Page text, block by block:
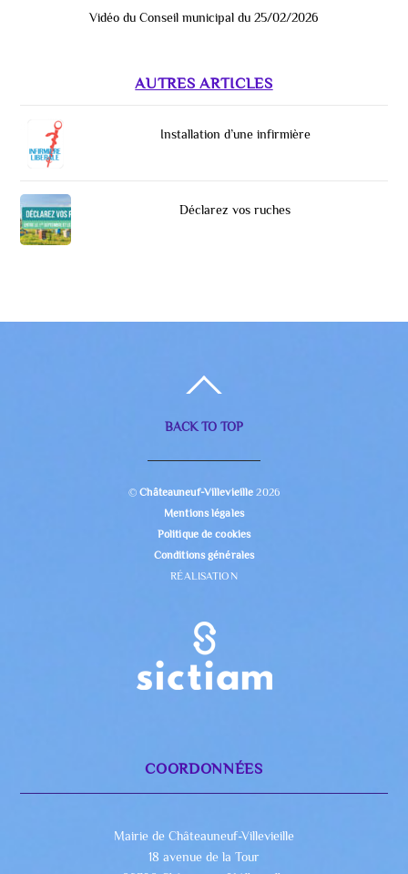
Vidéo du Conseil municipal du 25/02/2026
AUTRES ARTICLES
Installation d’une infirmière
Déclarez vos ruches
BACK TO TOP
©Châteauneuf-Villevieille 2026
Mentions légales
Politique de cookies
Conditions générales
RÉALISATION
COORDONNÉES
Mairie de Châteauneuf-Villevieille
18 avenue de la Tour